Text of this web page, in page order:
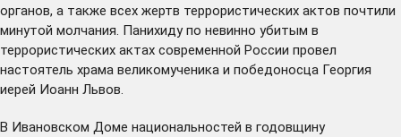
органов, а также всех жертв террористических актов почтили
минутой молчания. Панихиду по невинно убитым в
террористических актах современной России провел
настоятель храма великомученика и победоносца Георгия
иерей Иоанн Львов.
В Ивановском Доме национальностей в годовщину